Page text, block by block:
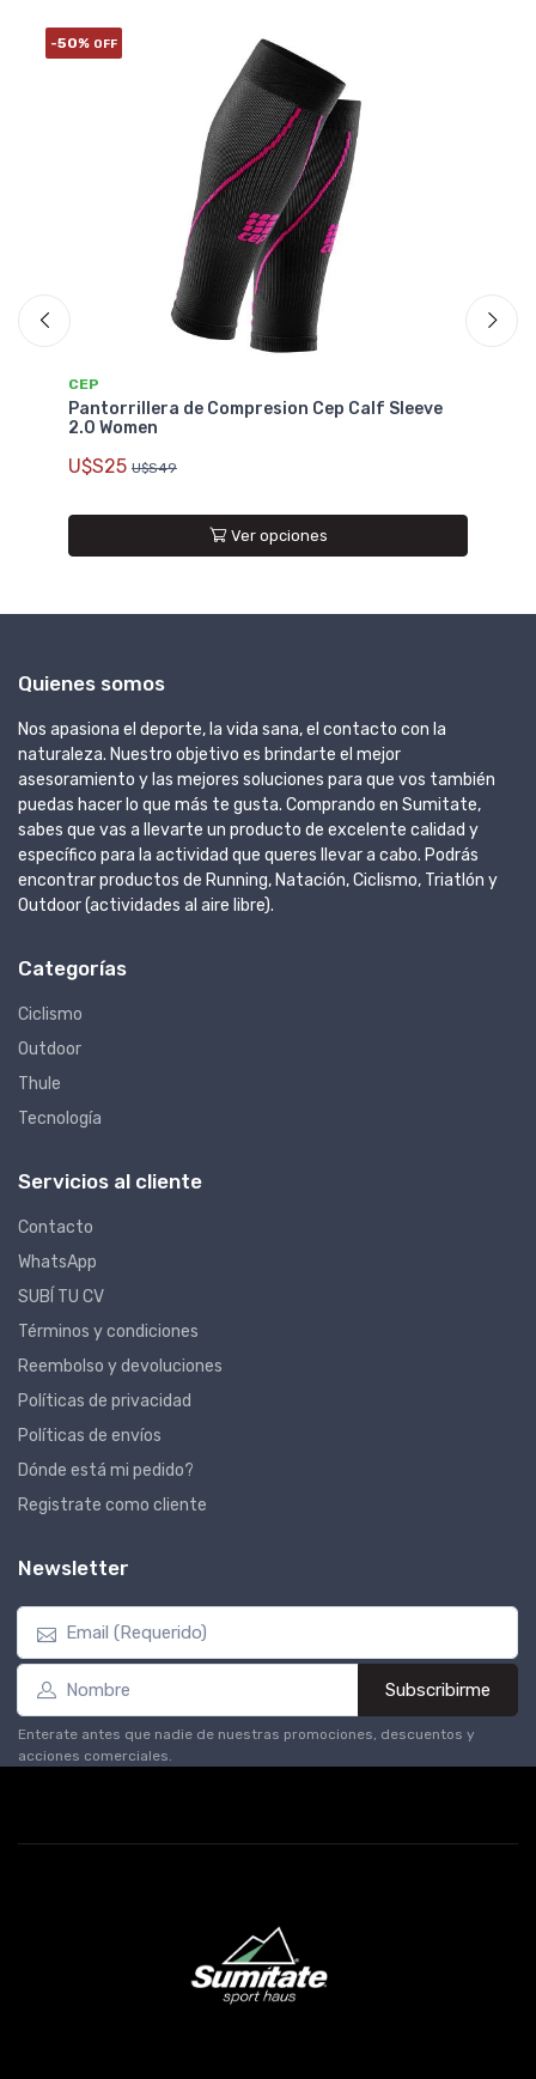
-50%
Pantorrillera de Compresion Cep Calf Sleve 2.0
Men
U$S25
Ver opciones
Quienes somos
Nos apasiona el deporte, la vida sana, el contacto con la
naturaleza. Nuestro objetivo es brindarte el mejor
asesoramiento y las mejores soluciones para que vos también
puedas hacer lo que más te gusta. Comprando en Sumitate,
sabes que vas a llevarte un producto de excelente calidad y
específico para la actividad que queres llevar a cabo. Podrás
encontrar productos de Running, Natación, Ciclismo, Triatlón y
Outdoor (actividades al aire libre).
Categorías
Ciclismo
Outdoor
Thule
Tecnología
Servicios al cliente
Contacto
WhatsApp
SUBÍ TU CV
Términos y condiciones
Reembolso y devoluciones
Políticas de privacidad
Políticas de envíos
Dónde está mi pedido?
Registrate como cliente
Newsletter
Subscribirme
Enterate antes que nadie de nuestras promociones, descuentos y
acciones comerciales.